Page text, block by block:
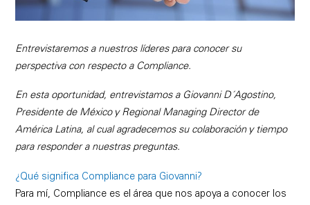
Entrevistaremos a nuestros líderes para conocer su
perspectiva con respecto a Compliance.
En esta oportunidad, entrevistamos a Giovanni D´Agostino,
Presidente de México y Regional Managing Director de
América Latina, al cual agradecemos su colaboración y tiempo
para responder a nuestras preguntas.
¿Qué significa Compliance para Giovanni?
Para mí, Compliance es el área que nos apoya a conocer los